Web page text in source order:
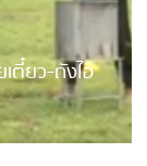
ตี๋ยว-ถังไอ